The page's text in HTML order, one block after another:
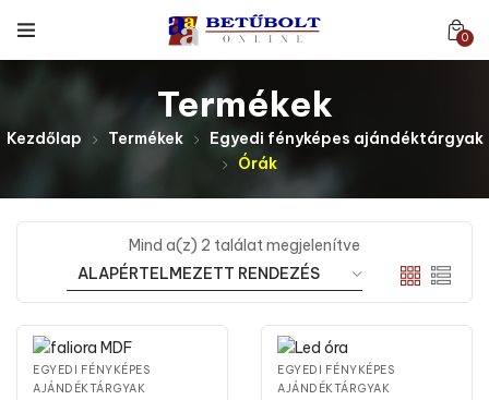
0
Termékek
Kezdőlap Termékek
Egyedi fényképes ajándéktárgyak
Órák
Mind a(z) 2 találat megjelenítve
EGYEDI FÉNYKÉPES
AJÁNDÉKTÁRGYAK
EGYEDI FÉNYKÉPES
AJÁNDÉKTÁRGYAK